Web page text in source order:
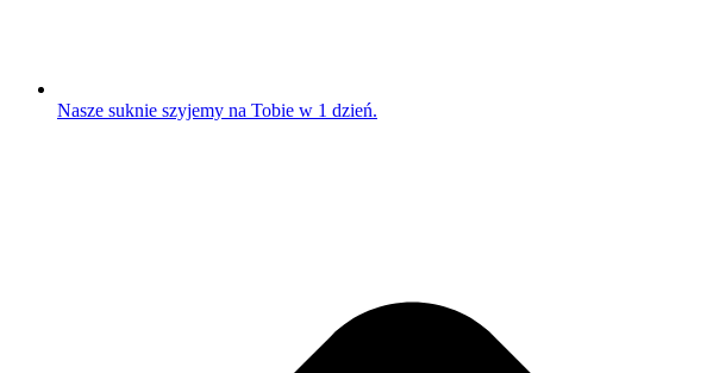
Nasze suknie szyjemy na Tobie w 1 dzień.